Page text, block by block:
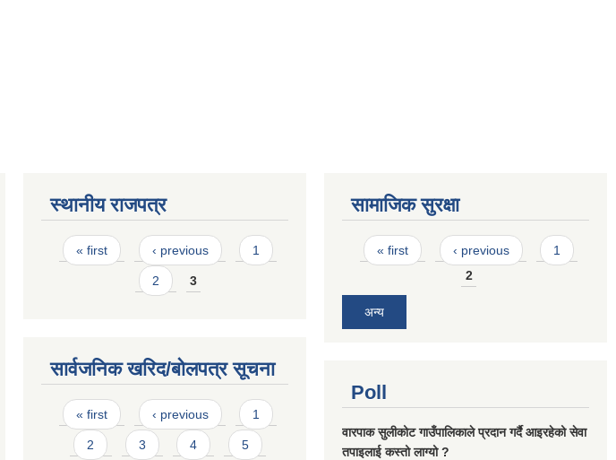
स्थानीय राजपत्र
Pages
« first ‹ previous 1
2 3
सार्वजनिक खरिद/बोलपत्र सूचना
Pages
« first ‹ previous 1
2 3 4 5
सामाजिक सुरक्षा
Pages
« first ‹ previous
1
2
अन्य
Poll
वारपाक सुलीकोट गाउँपालिकाले प्रदान गर्दै आइरहेको सेवा
तपाइलाई कस्तो लाग्यो ?